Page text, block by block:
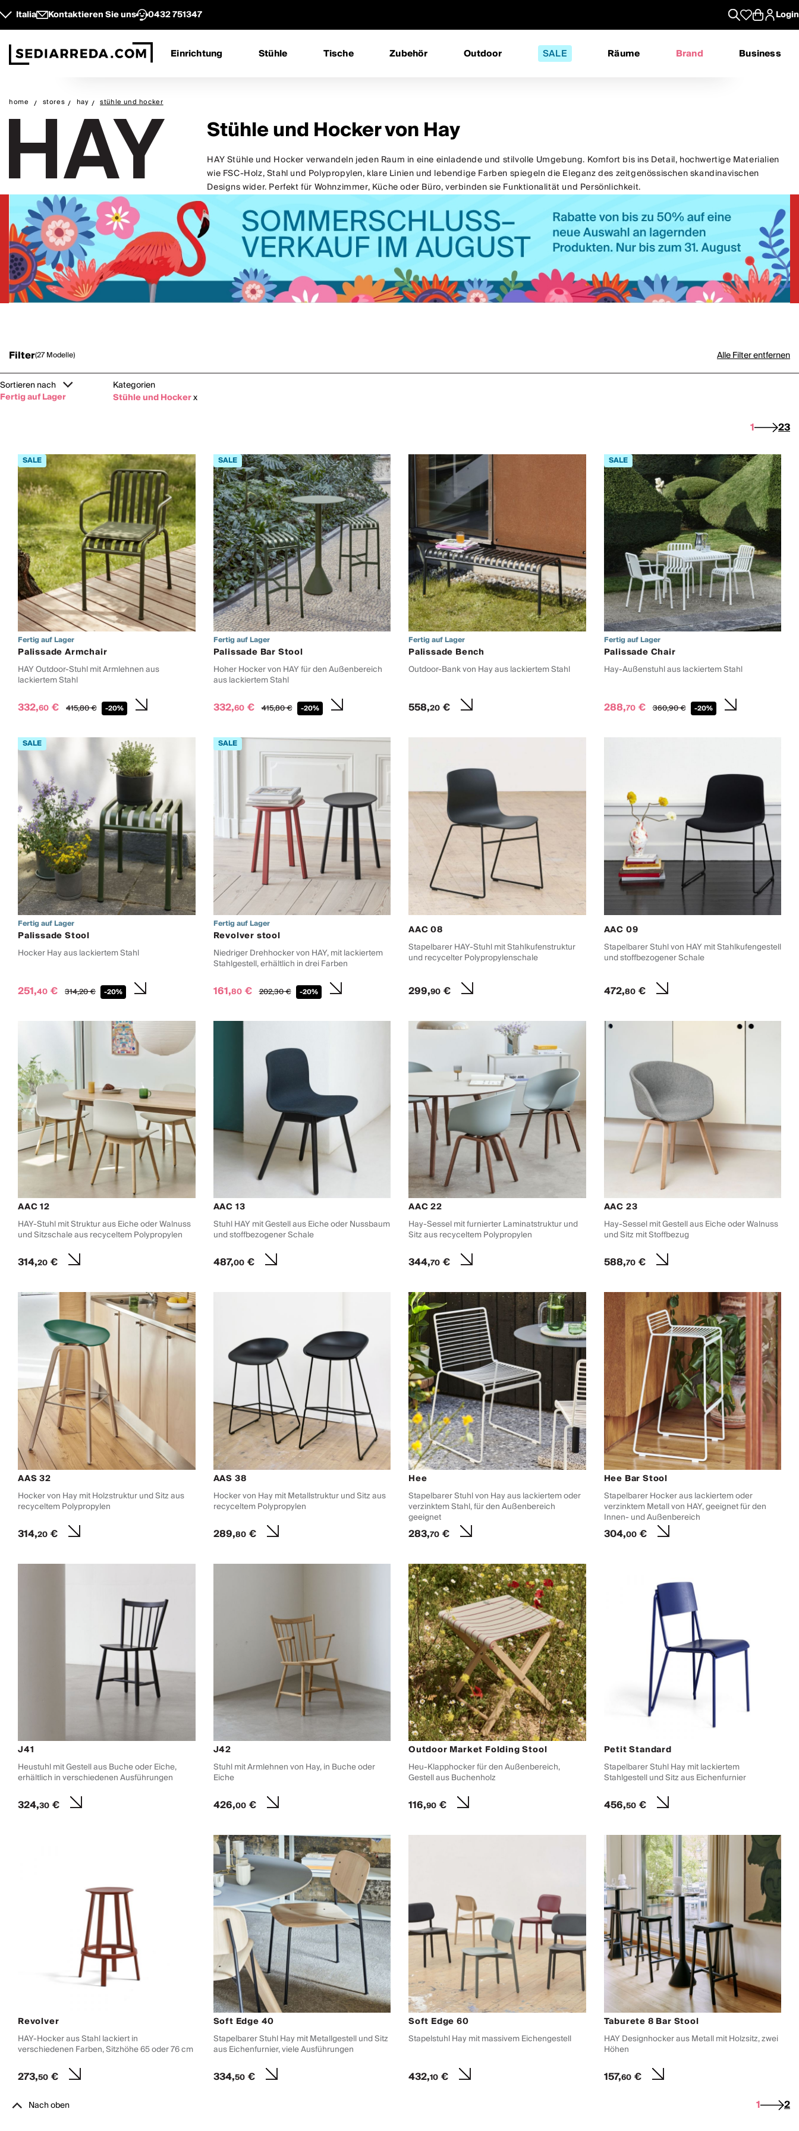
Italia Kontaktieren Sie uns 0432 751347 Login
Einrichtung Stühle Tische Zubehör Outdoor SALE Räume Brand Business
home stores hay stühle und hocker
Stühle und Hocker von Hay
HAY Stühle und Hocker verwandeln jeden Raum in eine einladende und stilvolle Umgebung. Komfort bis ins Detail, hochwertige Materialien
wie FSC-Holz, Stahl und Polypropylen, klare Linien und lebendige Farben spiegeln die Eleganz des zeitgenössischen skandinavischen
Designs wider. Perfekt für Wohnzimmer, Küche oder Büro, verbinden sie Funktionalität und Persönlichkeit.
Filter(27 Modelle) Alle Filter entfernen
Sortieren nach
Fertig auf Lager
Kategorien
Stühle und Hockerx
1 23
Fertig auf Lager
Palissade Armchair
HAY Outdoor-Stuhl mit Armlehnen aus
lackiertem Stahl
332,60 € 415,80€ -20%
Fertig auf Lager
Palissade Bar Stool
Hoher Hocker von HAY für den Außenbereich
aus lackiertem Stahl
332,60€ 415,80€ -20%
Fertig auf Lager
Palissade Bench
Outdoor-Bank von Hay aus lackiertem Stahl
558,20€
Fertig auf Lager
Palissade Chair
Hay-Außenstuhl aus lackiertem Stahl
288,70€ 360,90€ -20%
Fertig auf Lager
Palissade Stool
Hocker Hay aus lackiertem Stahl
251,40 € 314,20€ -20%
Fertig auf Lager
Revolver stool
Niedriger Drehhocker von HAY, mit lackiertem
Stahlgestell, erhältlich in drei Farben
161,80€ 202,30€ -20%
AAC 08
Stapelbarer HAY-Stuhl mit Stahlkufenstruktur
und recycelter Polypropylenschale
299,90€
AAC 09
Stapelbarer Stuhl von HAY mit Stahlkufengestell
und stoffbezogener Schale
472,80€
AAC 12
HAY-Stuhl mit Struktur aus Eiche oder Walnuss
und Sitzschale aus recyceltem Polypropylen
314,20€
AAC 13
Stuhl HAY mit Gestell aus Eiche oder Nussbaum
und stoffbezogener Schale
487,00€
AAC 22
Hay-Sessel mit furnierter Laminatstruktur und
Sitz aus recyceltem Polypropylen
344,70€
AAC 23
Hay-Sessel mit Gestell aus Eiche oder Walnuss
und Sitz mit Stoffbezug
588,70€
AAS 32
Hocker von Hay mit Holzstruktur und Sitz aus
recyceltem Polypropylen
314,20€
AAS 38
Hocker von Hay mit Metallstruktur und Sitz aus
recyceltem Polypropylen
289,80€
Hee
Stapelbarer Stuhl von Hay aus lackiertem oder
verzinktem Stahl, für den Außenbereich
geeignet
283,70€
Hee Bar Stool
Stapelbarer Hocker aus lackiertem oder
verzinktem Metall von HAY, geeignet für den
Innen- und Außenbereich
304,00€
J41
Heustuhl mit Gestell aus Buche oder Eiche,
erhältlich in verschiedenen Ausführungen
324,30€
J42
Stuhl mit Armlehnen von Hay, in Buche oder
Eiche
426,00€
Outdoor Market Folding Stool
Heu-Klapphocker für den Außenbereich,
Gestell aus Buchenholz
116,90€
Petit Standard
Stapelbarer Stuhl Hay mit lackiertem
Stahlgestell und Sitz aus Eichenfurnier
456,50€
Revolver
HAY-Hocker aus Stahl lackiert in
verschiedenen Farben, Sitzhöhe 65 oder 76 cm
273,50€
Soft Edge 40
Stapelbarer Stuhl Hay mit Metallgestell und Sitz
aus Eichenfurnier, viele Ausführungen
334,50€
Soft Edge 60
Stapelstuhl Hay mit massivem Eichengestell
432,10€
Taburete 8 Bar Stool
HAY Designhocker aus Metall mit Holzsitz, zwei
Höhen
157,60€
Nach oben 1 2